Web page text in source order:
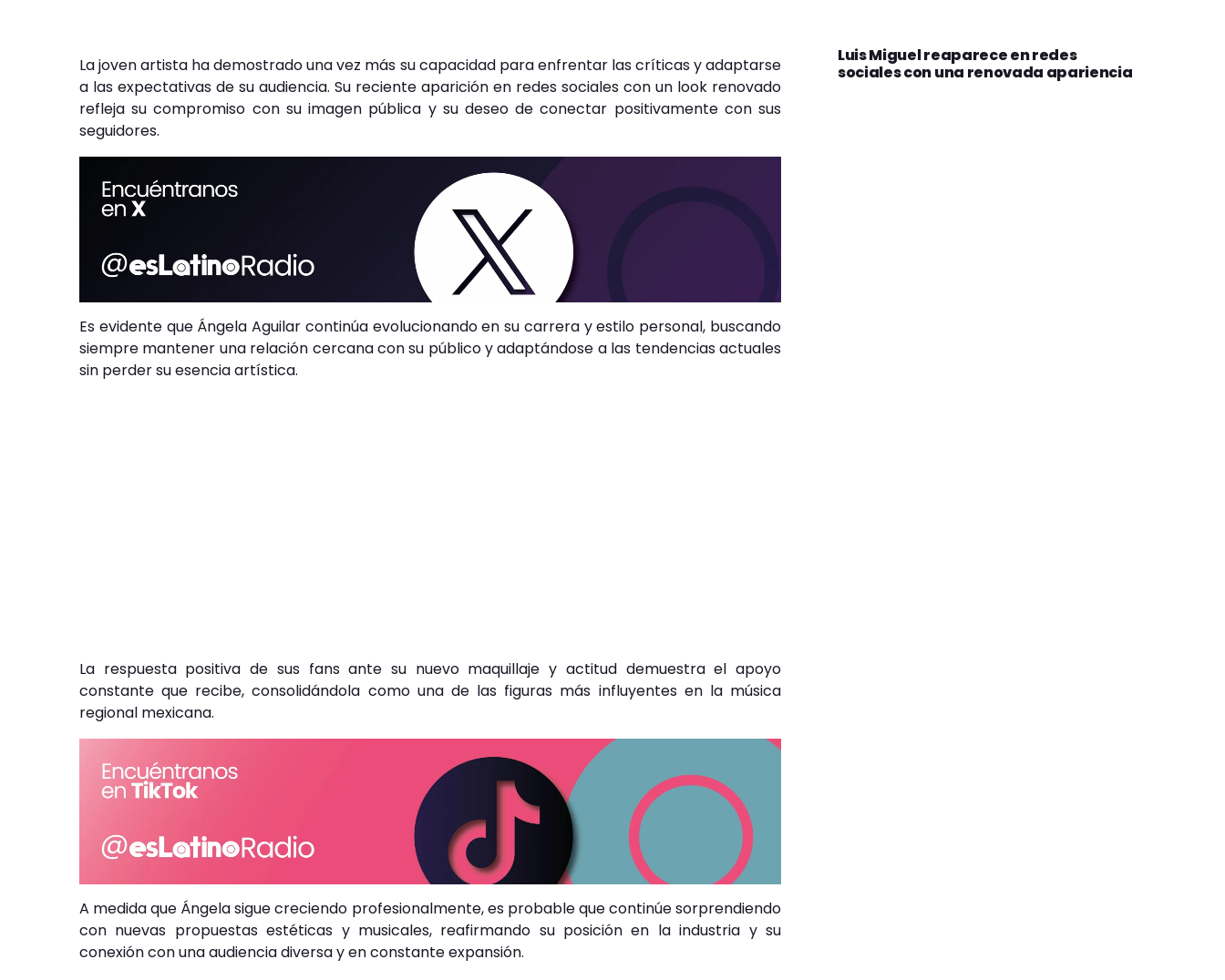
La joven artista ha demostrado una vez más su capacidad para enfrentar las críticas y adaptarse
a las expectativas de su audiencia. Su reciente aparición en redes sociales con un look renovado
refleja su compromiso con su imagen pública y su deseo de conectar positivamente con sus
seguidores.
Es evidente que Ángela Aguilar continúa evolucionando en su carrera y estilo personal, buscando
siempre mantener una relación cercana con su público y adaptándose a las tendencias actuales
sin perder su esencia artística.
La respuesta positiva de sus fans ante su nuevo maquillaje y actitud demuestra el apoyo
constante que recibe, consolidándola como una de las figuras más influyentes en la música
regional mexicana.
A medida que Ángela sigue creciendo profesionalmente, es probable que continúe sorprendiendo
con nuevas propuestas estéticas y musicales, reafirmando su posición en la industria y su
conexión con una audiencia diversa y en constante expansión.
Luis Miguel reaparece en redes
sociales con una renovada apariencia